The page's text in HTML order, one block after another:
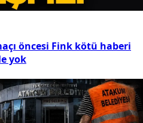
öncesi Fink kötü haberi
yok